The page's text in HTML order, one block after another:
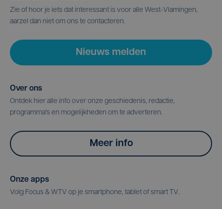
Zie of hoor je iets dat interessant is voor alle West-Vlamingen,
aarzel dan niet om ons te contacteren.
Nieuws melden
Over ons
Ontdek hier alle info over onze geschiedenis, redactie,
programma's en mogelijkheden om te adverteren.
Meer info
Onze apps
Volg Focus & WTV op je smartphone, tablet of smart TV.